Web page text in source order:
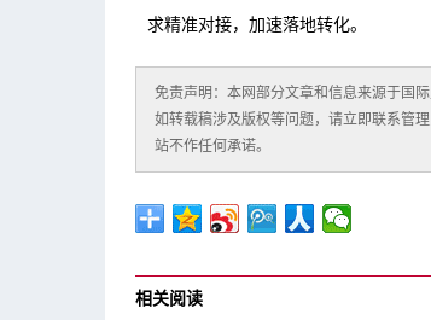
求精准对接，加速落地转化。
免责声明：本网部分文章和信息来源于国
如转载稿涉及版权等问题，请立即联系管
站不作任何承诺。
相关阅读